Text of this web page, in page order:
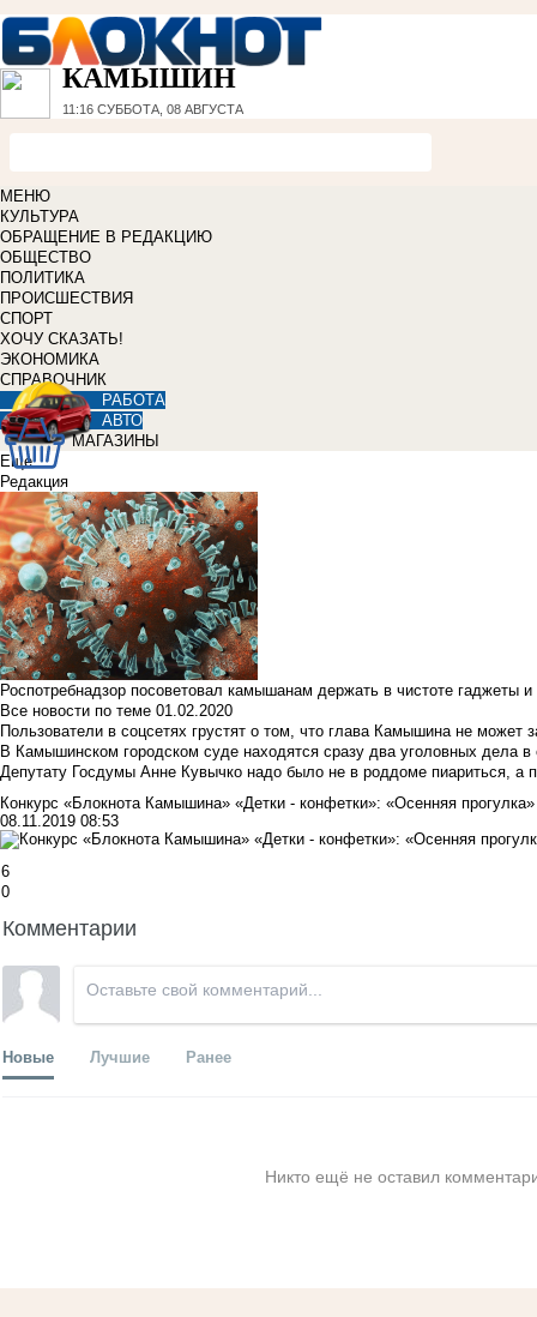
КАМЫШИН
11:16 СУББОТА, 08 АВГУСТА
МЕНЮ
КУЛЬТУРА
ОБРАЩЕНИЕ В РЕДАКЦИЮ
ОБЩЕСТВО
ПОЛИТИКА
ПРОИСШЕСТВИЯ
СПОРТ
ХОЧУ СКАЗАТЬ!
ЭКОНОМИКА
СПРАВОЧНИК
РАБОТА
АВТО
МАГАЗИНЫ
Еще
Редакция
Роспотребнадзор посоветовал камышанам держать в чистоте гаджеты
Все новости по теме 01.02.2020
Пользователи в соцсетях грустят о том, что глава Камышина не может
В Камышинском городском суде находятся сразу два уголовных дела
Депутату Госдумы Анне Кувычко надо было не в роддоме пиариться, а
Конкурс «Блокнота Камышина» «Детки - конфетки»: «Осенняя прогулка»
08.11.2019 08:53
6
0
Комментарии
Новые Лучшие Ранее
Никто ещё не оставил